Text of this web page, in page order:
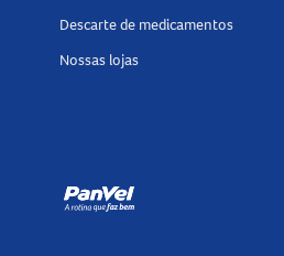
Descarte de medicamentos
Nossas lojas